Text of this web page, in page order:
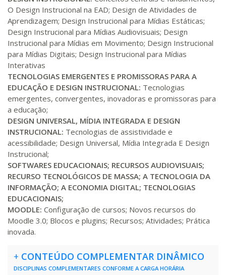
400 H 50 dias 150 dias
Matricular
420 H 53dias 150dias
R$ 2.082,12
Matricular
440 H 55 dias 150dias
R$ 2.240,16
Matricular
O Design Instrucional na EAD; Design de Atividades de
Aprendizagem; Design Instrucional para Mídias Estáticas;
Design Instrucional para Mídias Audiovisuais; Design
Instrucional para Mídias em Movimento; Design Instrucional
para Mídias Digitais; Design Instrucional para Mídias
Interativas
TECNOLOGIAS EMERGENTES E PROMISSORAS PARA A
EDUCAÇÃO E DESIGN INSTRUCIONAL: Tecnologias
emergentes, convergentes, inovadoras e promissoras para
a educação;
DESIGN UNIVERSAL, MÍDIA INTEGRADA E DESIGN
INSTRUCIONAL: Tecnologias de assistividade e
acessibilidade; Design Universal, Mídia Integrada E Design
Instrucional;
SOFTWARES EDUCACIONAIS; RECURSOS AUDIOVISUAIS;
RECURSO TECNOLÓGICOS DE MASSA; A TECNOLOGIA DA
INFORMAÇÃO; A ECONOMIA DIGITAL; TECNOLOGIAS
EDUCACIONAIS;
MOODLE: Configuração de cursos; Novos recursos do
Moodle 3.0; Blocos e plugins; Recursos; Atividades; Prática
inovada.
+ CONTEÚDO COMPLEMENTAR DINÂMICO
DISCIPLINAS COMPLEMENTARES CONFORME A CARGA HORÁRIA